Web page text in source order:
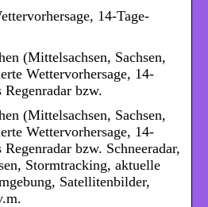
14-Tage-
(Mittelsachsen, Sachsen,
Wettervorhersage, 14-
bzw.
(Mittelsachsen, Sachsen,
Wettervorhersage, 14-
bzw. Schneeradar,
Stormtracking, aktuelle
Satellitenbilder,